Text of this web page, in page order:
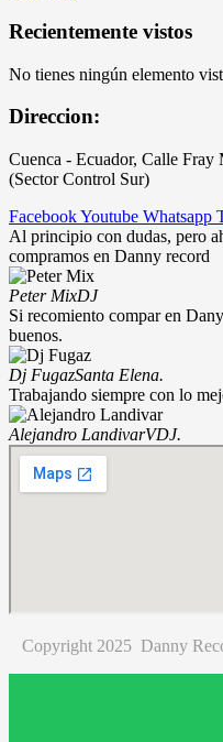
Recientemente vistos
No tienes ningún elemento
Direccion:
Cuenca - Ecuador, Calle Fray
(Sector Control Sur)
FacebookYoutube Whatsapp
Al principio con dudas, pero
compramos en Danny record
Peter MixDJ
Si recomiento compar en
buenos.
Dj FugazSanta Elena.
Trabajando siempre con lo
Alejandro LandivarVDJ.
Copyright 2025 Danny